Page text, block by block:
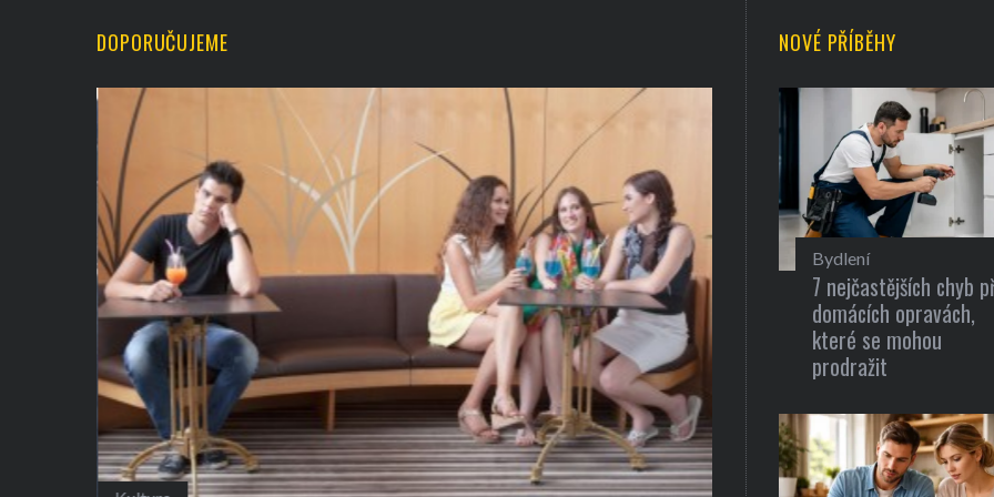
DOPORUČUJEME NOVÉ PŘÍBĚHY
Bydlení
7 nejčastějších chyb
domácích opravách,
které se mohou
prodražit